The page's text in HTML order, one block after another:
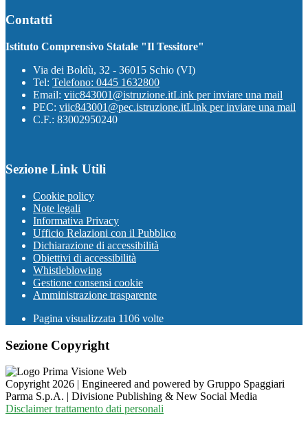
Contatti
Istituto Comprensivo Statale "Il Tessitore"
Via dei Boldù, 32 - 36015 Schio (VI)
Tel: Telefono: 0445 1632800
Email: viic843001@istruzione.itLink per inviare una mail
PEC: viic843001@pec.istruzione.itLink per inviare una mail
C.F.: 83002950240
Sezione Link Utili
Cookie policy
Note legali
Informativa Privacy
Ufficio Relazioni con il Pubblico
Dichiarazione di accessibilità
Obiettivi di accessibilità
Whistleblowing
Gestione consensi cookie
Amministrazione trasparente
Pagina visualizzata 1106 volte
Sezione Copyright
Copyright 2026 | Engineered and powered by Gruppo Spaggiari
Parma S.p.A. | Divisione Publishing & New Social Media
Disclaimer trattamento dati personali